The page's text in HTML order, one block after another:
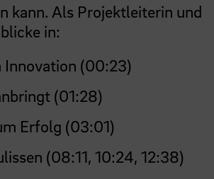
kann. Als Projektleiterin und
in:
Innovation (00:23)
(01:28)
Erfolg (03:01)
(08:11, 10:24, 12:38)